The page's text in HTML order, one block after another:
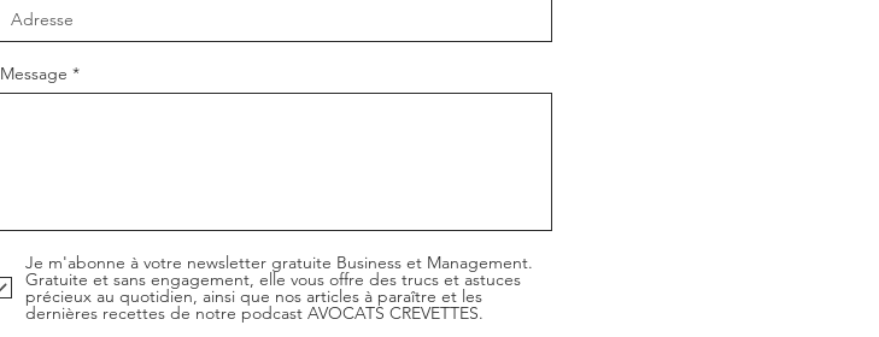
Message
Je m'abonne à votre newsletter gratuite Business et Management.
Gratuite et sans engagement, elle vous offre des trucs et astuces
précieux au quotidien, ainsi que nos articles à paraître et les
dernières recettes de notre podcast AVOCATS CREVETTES.